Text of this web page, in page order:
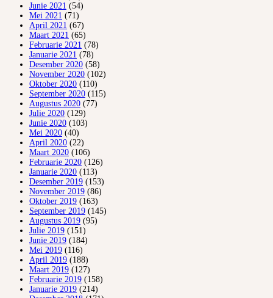
Junie 2021 (54)
Mei 2021 (71)
April 2021 (67)
Maart 2021 (65)
Februarie 2021 (78)
Januarie 2021 (78)
Desember 2020 (58)
November 2020 (102)
Oktober 2020 (110)
September 2020 (115)
Augustus 2020 (77)
Julie 2020 (129)
Junie 2020 (103)
Mei 2020 (40)
April 2020 (22)
Maart 2020 (106)
Februarie 2020 (126)
Januarie 2020 (113)
Desember 2019 (153)
November 2019 (86)
Oktober 2019 (163)
September 2019 (145)
Augustus 2019 (95)
Julie 2019 (151)
Junie 2019 (184)
Mei 2019 (116)
April 2019 (188)
Maart 2019 (127)
Februarie 2019 (158)
Januarie 2019 (214)